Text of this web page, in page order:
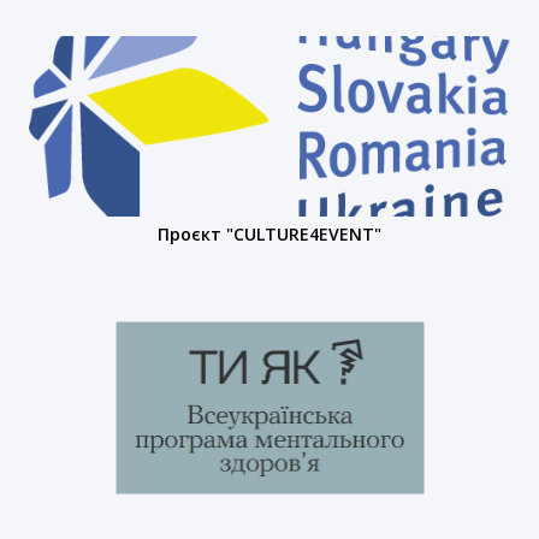
Проєкт "CULTURE4EVENT"